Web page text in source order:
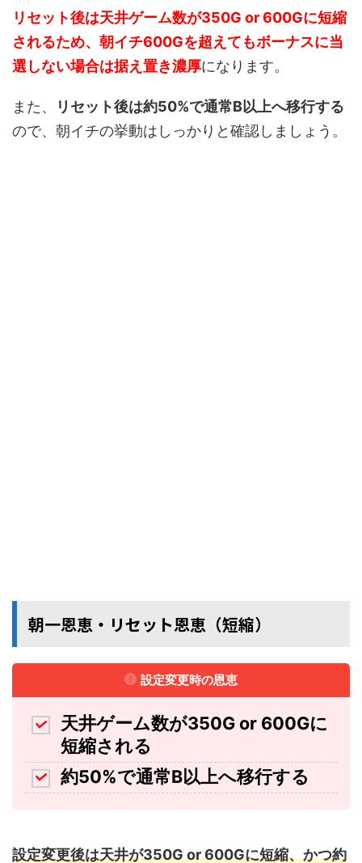
リセット後は天井ゲーム数が350G or 600Gに短縮
されるため、朝イチ600Gを超えてもボーナスに当
選しない場合は据え置き濃厚になります。
また、
リセット後は約50%で通常B以上へ移行する
ので、朝イチの挙動はしっかりと確認しましょう。
朝一恩恵・リセット恩恵（短縮）
設定変更時の恩恵
天井ゲーム数が350G or 600Gに
短縮される
約50%で通常B以上へ移行する
設定変更後は天井が350G or 600Gに短縮、かつ約